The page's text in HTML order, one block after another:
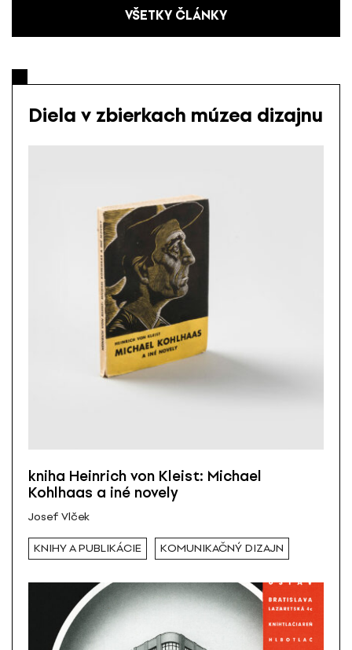
VŠETKY ČLÁNKY
Diela v zbierkach múzea dizajnu
kniha Heinrich von Kleist: Michael
Kohlhaas a iné novely
Josef Vlček
KNIHY A PUBLIKÁCIE KOMUNIKAČNÝ DIZAJN